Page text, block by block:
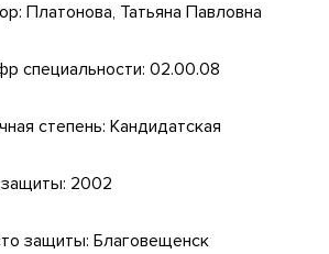
Платонова, Татьяна Павловна
специальности: 02.00.08
степень: Кандидатская
2002
защиты: Благовещенск